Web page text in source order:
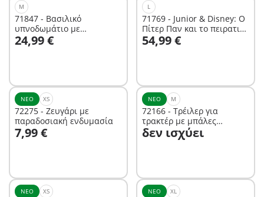
M
71847 - Βασιλικό
υπνοδωμάτιο με
βεστιάριο
24,99 €
Στο καλάθι
L
71769 - Junior & Disney: Ο
Πίτερ Παν και το πειρατικό
πλοίο του Κάπτεν Χουκ
54,99 €
ΝΈΟ XS
72275 - Ζευγάρι με
παραδοσιακή ενδυμασία
7,99 €
ΝΈΟ M
72166 - Τρέιλερ για
τρακτέρ με μπάλες
άχυρων
δεν ισχύει
ΝΈΟ XS ΝΈΟ XL